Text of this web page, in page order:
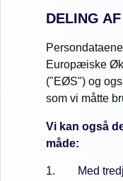
DELING
Europæiske
("EØS") og
som vi måtte
Vi kan også
måde:
Med